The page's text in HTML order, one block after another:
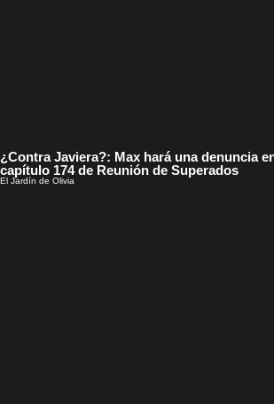
¿Contra Javiera?: Max hará una denuncia
capítulo 174 de Reunión de Superados
El Jardín de Olivia